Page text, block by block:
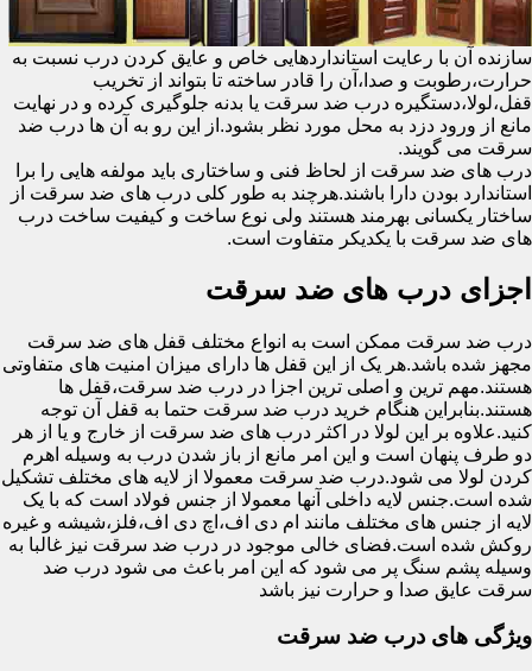
سازنده آن با رعایت استانداردهایی خاص و عایق کردن درب نسبت به
حرارت،رطوبت و صدا،آن را قادر ساخته تا بتواند از تخریب
قفل،لولا،دستگیره درب ضد سرقت یا بدنه جلوگیری کرده و در نهایت
مانع از ورود دزد به محل مورد نظر بشود.از این رو به آن ها درب ضد
سرقت می گویند.
درب های ضد سرقت از لحاظ فنی و ساختاری باید مولفه هایی را برا
استاندارد بودن دارا باشند.هرچند به طور کلی درب های ضد سرقت از
ساختار یکسانی بهرمند هستند ولی نوع ساخت و کیفیت ساخت درب
های ضد سرقت با یکدیکر متفاوت است.
اجزای درب های ضد سرقت
درب ضد سرقت ممکن است به انواع مختلف قفل های ضد سرقت
مجهز شده باشد.هر یک از این قفل ها دارای میزان امنیت های متفاوتی
هستند.مهم ترین و اصلی ترین اجزا در درب ضد سرقت،قفل ها
هستند.بنابراین هنگام خرید درب ضد سرقت حتما به قفل آن توجه
کنید.علاوه بر این لولا در اکثر درب های ضد سرقت از خارج و یا از هر
دو طرف پنهان است و این امر مانع از باز شدن درب به وسیله اهرم
کردن لولا می شود.درب ضد سرقت معمولا از لایه های مختلف تشکیل
شده است.جنس لایه داخلی آنها معمولا از جنس فولاد است که با یک
لایه از جنس های مختلف مانند ام دی اف،اچ دی اف،فلز،شیشه و غیره
روکش شده است.فضای خالی موجود در درب ضد سرقت نیز غالبا به
وسیله پشم سنگ پر می شود که این امر باعث می شود درب ضد
سرقت عایق صدا و حرارت نیز باشد
ویژگی های درب ضد سرقت